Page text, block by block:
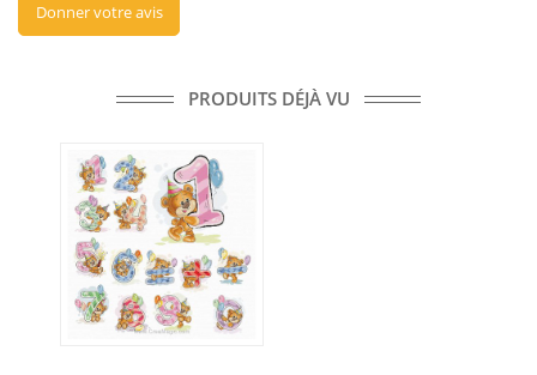
Donner votre avis
PRODUITS DÉJÀ VU